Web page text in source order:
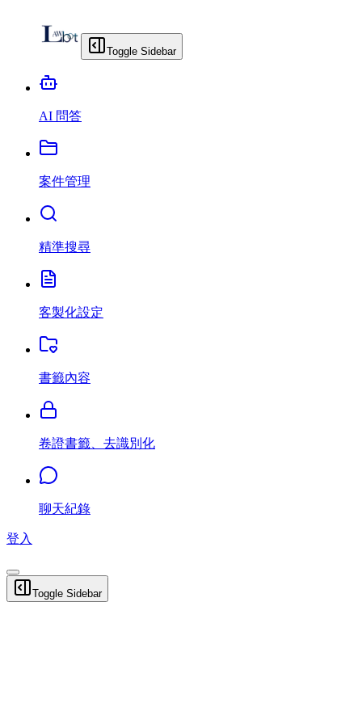
Toggle Sidebar
AI 問答
案件管理
精準搜尋
客製化設定
書籤內容
卷證書籤、去識別化
聊天紀錄
登入
Toggle Sidebar